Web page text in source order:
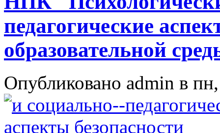
педагогические
образовательной
Опубликовано admin в